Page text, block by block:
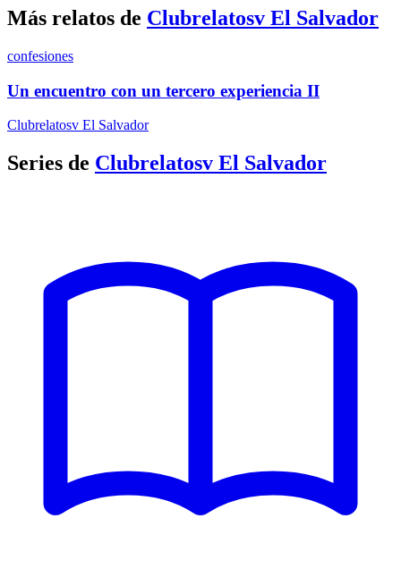
Más relatos de Clubrelatosv El Salvador
confesiones
Un encuentro con un tercero experiencia II
Clubrelatosv El Salvador
Series de Clubrelatosv El Salvador